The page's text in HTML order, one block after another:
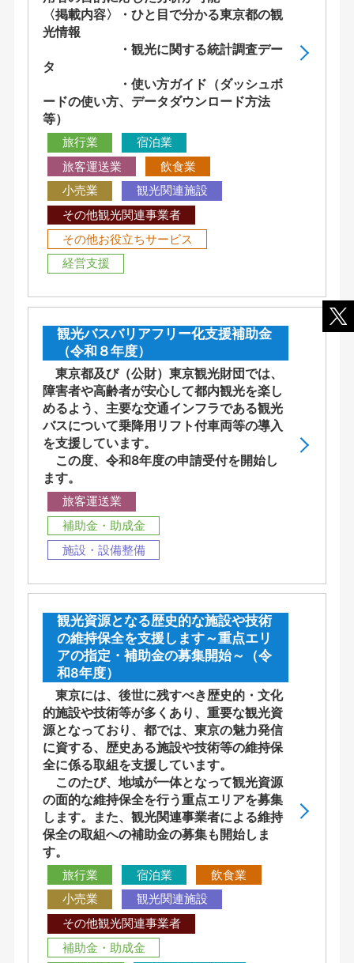
〈掲載内容〉・ひと目で分かる東京都の観
光情報
・観光に関する統計調査デー
タ
・使い方ガイド（ダッシュボ
ードの使い方、データダウンロード方法
等）
旅行業
宿泊業
旅客運送業
飲食業
小売業
観光関連施設
その他観光関連事業者
その他お役立ちサービス
経営支援
観光バスバリアフリー化支援補助金
（令和８年度）
東京都及び（公財）東京観光財団では、
障害者や高齢者が安心して都内観光を楽し
めるよう、主要な交通インフラである観光
バスについて乗降用リフト付車両等の導入
を支援しています。
この度、令和8年度の申請受付を開始し
ます。
旅客運送業
補助金・助成金
施設・設備整備
観光資源となる歴史的な施設や技術
の維持保全を支援します～重点エリ
アの指定・補助金の募集開始～（令
和8年度）
東京には、後世に残すべき歴史的・文化
的施設や技術等が多くあり、重要な観光資
源となっており、都では、東京の魅力発信
に資する、歴史ある施設や技術等の維持保
全に係る取組を支援しています。
このたび、地域が一体となって観光資源
の面的な維持保全を行う重点エリアを募集
します。また、観光関連事業者による維持
保全の取組への補助金の募集も開始しま
す。
旅行業 宿泊業
飲食業
小売業
観光関連施設
その他観光関連事業者
補助金・助成金